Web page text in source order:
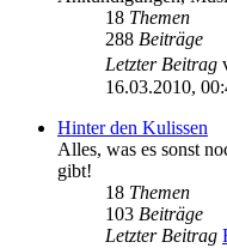
18 Themen
288 Beiträge
Letzter Beitrag
16.03.2010,
Hinter den Kulissen
Alles, was es sonst
gibt!
18 Themen
103 Beiträge
Letzter Beitrag